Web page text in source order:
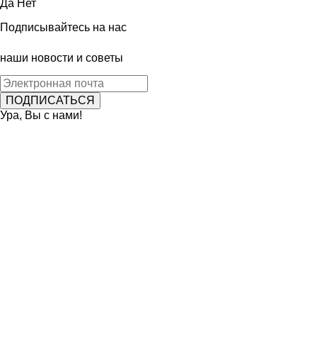
Да Нет
Подписывайтесь на нас
наши новости и советы
Ура, Вы с нами!